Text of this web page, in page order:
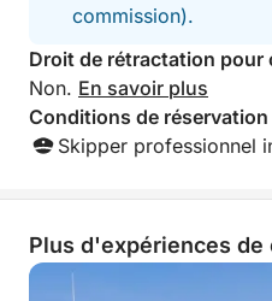
commission).
Droit de rétractation pour
Non. En savoir plus
Conditions de réservation
Skipper professionnel
Plus d'expériences de